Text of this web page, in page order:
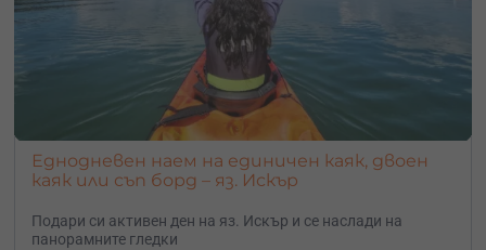
Еднодневен наем на единичен каяк, двоен
каяк или съп борд – яз. Искър
Подари си активен ден на яз. Искър и се наслади на
панорамните гледки